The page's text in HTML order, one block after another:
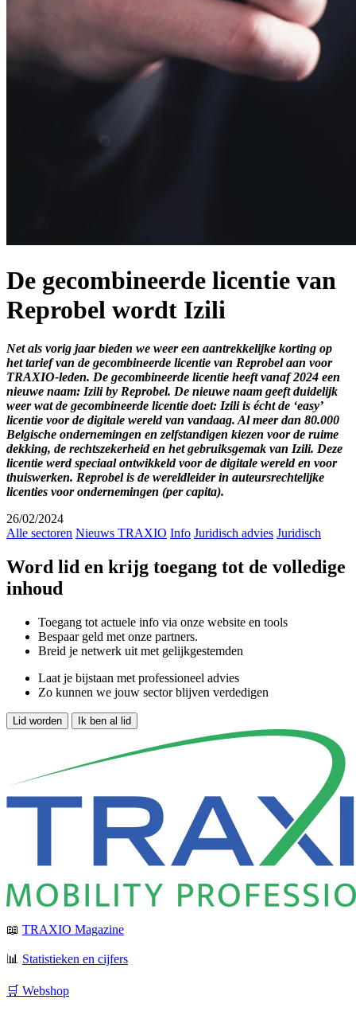
De gecombineerde licentie van
Reprobel wordt Izili
Net als vorig jaar bieden we weer een aantrekkelijke korting op
het tarief van de gecombineerde licentie van Reprobel aan voor
TRAXIO-leden. De gecombineerde licentie heeft vanaf 2024 een
nieuwe naam: Izili by Reprobel. De nieuwe naam geeft duidelijk
weer wat de gecombineerde licentie doet: Izili is écht de ‘easy’
licentie voor de digitale wereld van vandaag. Al meer dan 80.000
Belgische ondernemingen en zelfstandigen kiezen voor de ruime
dekking, de rechtszekerheid en het gebruiksgemak van Izili. Deze
licentie werd speciaal ontwikkeld voor de digitale wereld en voor
thuiswerken. Reprobel is de wereldleider in auteursrechtelijke
licenties voor ondernemingen (per capita).
26/02/2024
Alle sectoren Nieuws TRAXIO Info Juridisch advies Juridisch
Word lid en krijg toegang tot de volledige
inhoud
Toegang tot actuele info via onze website en tools
Bespaar geld met onze partners.
Breid je netwerk uit met gelijkgestemden
Laat je bijstaan met professioneel advies
Zo kunnen we jouw sector blijven verdedigen
Lid worden Ik ben al lid
📖 TRAXIO Magazine
📊 Statistieken en cijfers
🛒 Webshop